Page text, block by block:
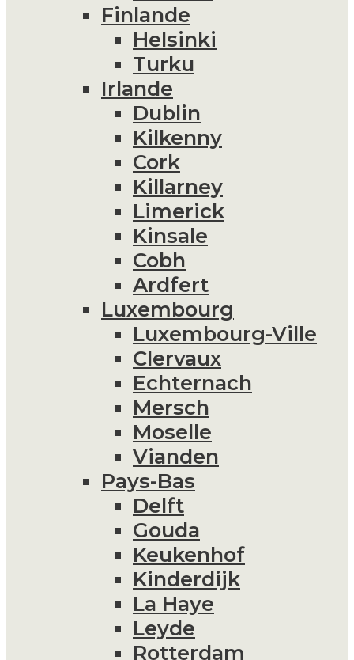
Finlande
Helsinki
Turku
Irlande
Dublin
Kilkenny
Cork
Killarney
Limerick
Kinsale
Cobh
Ardfert
Luxembourg
Luxembourg-Ville
Clervaux
Echternach
Mersch
Moselle
Vianden
Pays-Bas
Delft
Gouda
Keukenhof
Kinderdijk
La Haye
Leyde
Rotterdam